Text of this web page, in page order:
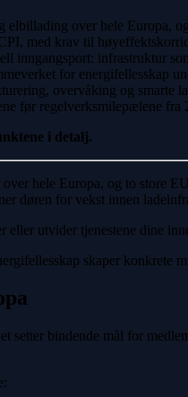
over hele Europa,
med krav til
inngangsport: infrastruktur
for
overvåking og smarte
før regelverksmilepælene
i detalj.
hele Europa, og to store
døren for vekst innen
eller utvider tjenestene dine
skaper konkrete
setter bindende mål for